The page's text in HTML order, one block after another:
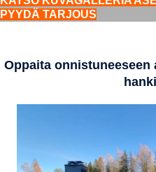
PYYDÄ TARJOUS
Oppaita